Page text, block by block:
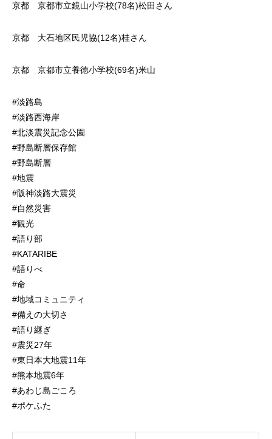
京都 京都市立鏡山小学校(78名)松田さん
京都 大石地区民児協(12名)桂さん
京都 京都市立養徳小学校(69名)米山
#淡路島
#淡路西海岸
#北淡震災記念公園
#野島断層保存館
#野島断層
#地震
#阪神淡路大震災
#自然災害
#観光
#語り部
#KATARIBE
#語りべ
#命
#地域コミュニティ
#備えの大切さ
#語り継ぎ
#震災27年
#東日本大地震11年
#熊本地震6年
#あわじ島ごころ
#ポケふた